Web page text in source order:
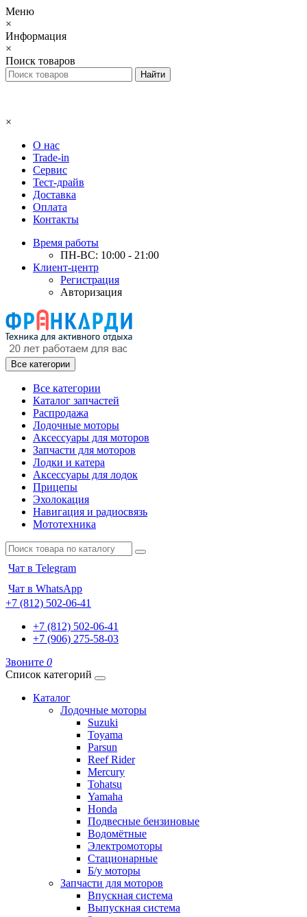
Меню
×
Информация
×
Поиск товаров
×
О нас
Trade-in
Сервис
Тест-драйв
Доставка
Оплата
Контакты
Время работы
ПН-ВС: 10:00 - 21:00
Клиент-центр
Регистрация
Авторизация
Все категории
Все категории
Каталог запчастей
Распродажа
Лодочные моторы
Аксессуары для моторов
Запчасти для моторов
Лодки и катера
Аксессуары для лодок
Прицепы
Эхолокация
Навигация и радиосвязь
Мототехника
Чат в Telegram
Чат в WhatsApp
+7 (812) 502-06-41
+7 (812) 502-06-41
+7 (906) 275-58-03
Звоните 0
Список категорий
Каталог
Лодочные моторы
Suzuki
Toyama
Parsun
Reef Rider
Mercury
Tohatsu
Yamaha
Honda
Подвесные бензиновые
Водомётные
Электромоторы
Стационарные
Б/у моторы
Запчасти для моторов
Впускная система
Выпускная система